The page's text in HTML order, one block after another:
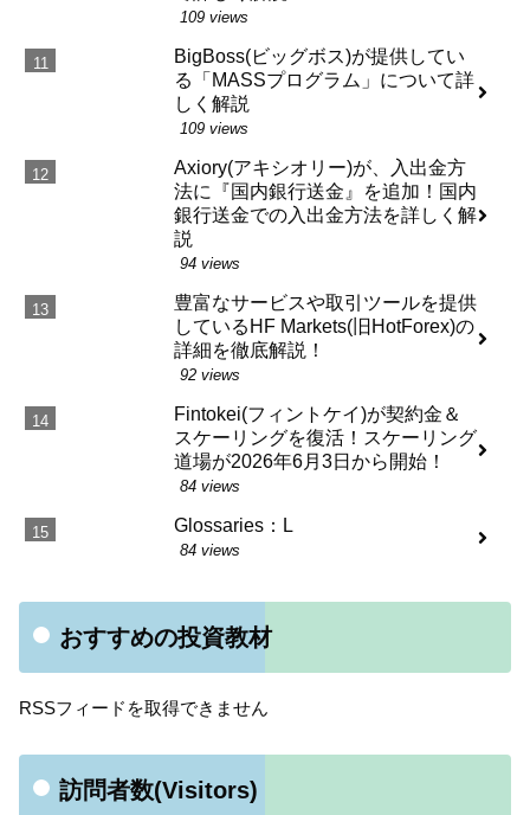
109 views
BigBoss(ビッグボス)が提供してい
る「MASSプログラム」について詳
しく解説
109 views
Axiory(アキシオリー)が、入出金方
法に『国内銀行送金』を追加！国内
銀行送金での入出金方法を詳しく解
説
94 views
豊富なサービスや取引ツールを提供
しているHF Markets(旧HotForex)の
詳細を徹底解説！
92 views
Fintokei(フィントケイ)が契約金＆
スケーリングを復活！スケーリング
道場が2026年6月3日から開始！
84 views
Glossaries：L
84 views
おすすめの投資教材
RSSフィードを取得できません
訪問者数(Visitors)